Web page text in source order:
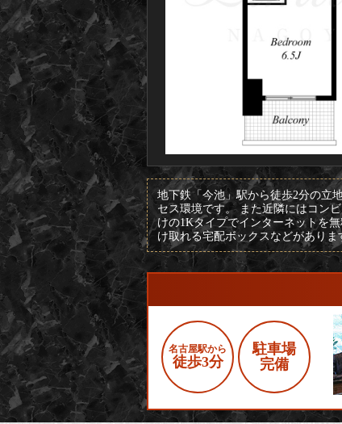
地下鉄「今池」駅から徒歩2分の立
セス環境です。 また近隣にはコン
けの1Kタイプでインターネットを
け取れる宅配ボックスなどがあり
名古屋駅から
徒歩3分
駐車場
完備